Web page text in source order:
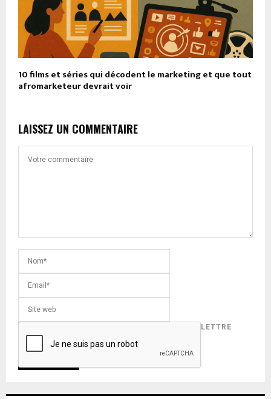
10 films et séries qui décodent le marketing et que tout
afromarketeur devrait voir
LAISSEZ UN COMMENTAIRE
INSCRIVEZ-VOUS POUR RECEVOIR NOTRE LETTRE
D'INFORMATION !